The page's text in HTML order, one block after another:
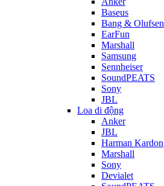
Baseus
Bang & Olufsen
EarFun
Marshall
Samsung
Sennheiser
SoundPEATS
Sony
JBL
Loa di động
Anker
JBL
Harman Kardon
Marshall
Sony
Devialet